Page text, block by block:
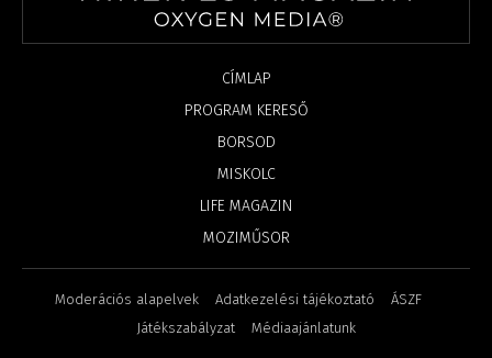
CÍMLAP
PROGRAM KERESŐ
BORSOD
MISKOLC
LIFE MAGAZIN
MOZIMŰSOR
Moderációs alapelvek Adatkezelési tájékoztató
ÁSZF
Játékszabályzat
Médiaajánlatunk